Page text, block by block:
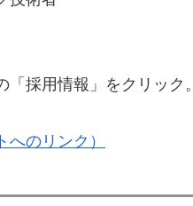
採用情報」をクリック。
のリンク）